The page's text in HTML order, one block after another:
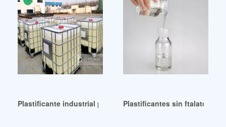
Plastificante industrial permintaan de alta pureza
Plastificantes sin ftalatos de